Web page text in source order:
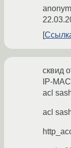
сквид
IP-
acl
acl